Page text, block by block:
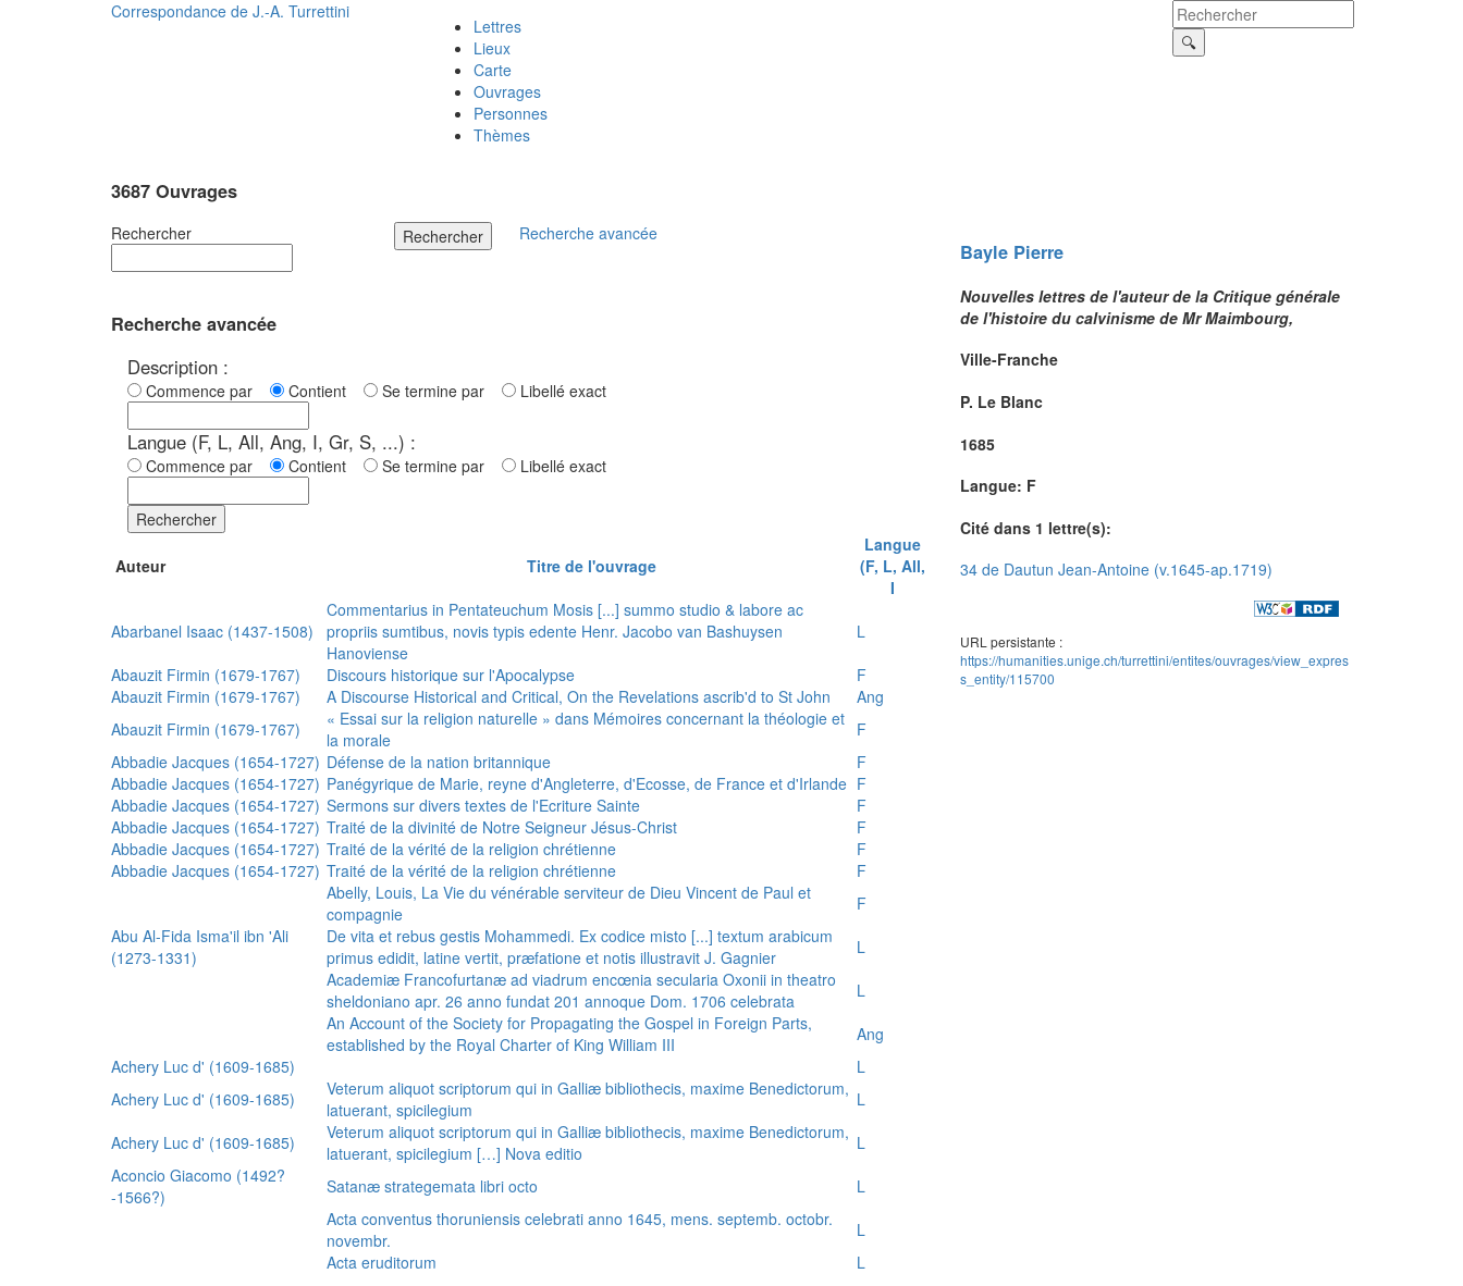
Correspondance de J.-A. Turrettini
Lettres
Lieux
Carte
Ouvrages
Personnes
Thèmes
3687 Ouvrages
Rechercher Rechercher Recherche avancée
Recherche avancée
Description :
Commence par Contient Se termine par Libellé exact
Langue (F, L, All, Ang, I, Gr, S, ...) :
Commence par Contient Se termine par Libellé exact
Rechercher
Auteur Titre de l'ouvrage
Langue
(F, L, All,
I
Abarbanel Isaac (1437-1508)
Commentarius in Pentateuchum Mosis [...] summo studio & labore ac
propriis sumtibus, novis typis edente Henr. Jacobo van Bashuysen
Hanoviense
L
Abauzit Firmin (1679-1767)
Discours historique sur l'Apocalypse
F
Abauzit Firmin (1679-1767)
A Discourse Historical and Critical, On the Revelations ascrib'd to St John
Ang
Abauzit Firmin (1679-1767)
« Essai sur la religion naturelle » dans Mémoires concernant la théologie et
la morale
F
Abbadie Jacques (1654-1727) Défense de la nation britannique
F
Abbadie Jacques (1654-1727) Panégyrique de Marie, reyne d'Angleterre, d'Ecosse, de France et d'Irlande F
Abbadie Jacques (1654-1727) Sermons sur divers textes de l'Ecriture Sainte
F
Abbadie Jacques (1654-1727) Traité de la divinité de Notre Seigneur Jésus-Christ
F
Abbadie Jacques (1654-1727) Traité de la vérité de la religion chrétienne
F
Abbadie Jacques (1654-1727) Traité de la vérité de la religion chrétienne
F
Abelly, Louis, La Vie du vénérable serviteur de Dieu Vincent de Paul et
compagnie
F
Abu Al-Fida Isma'il ibn 'Ali
(1273-1331)
De vita et rebus gestis Mohammedi. Ex codice misto [...] textum arabicum
primus edidit, latine vertit, præfatione et notis illustravit J. Gagnier
L
Academiæ Francofurtanæ ad viadrum encœnia secularia Oxonii in theatro
sheldoniano apr. 26 anno fundat 201 annoque Dom. 1706 celebrata
L
An Account of the Society for Propagating the Gospel in Foreign Parts,
established by the Royal Charter of King William III
Ang
Achery Luc d' (1609-1685)
L
Achery Luc d' (1609-1685)
Veterum aliquot scriptorum qui in Galliæ bibliothecis, maxime Benedictorum,
latuerant, spicilegium
L
Achery Luc d' (1609-1685)
Veterum aliquot scriptorum qui in Galliæ bibliothecis, maxime Benedictorum,
latuerant, spicilegium […] Nova editio
L
Aconcio Giacomo (1492?
-1566?)
Satanæ strategemata libri octo
L
Acta conventus thoruniensis celebrati anno 1645, mens. septemb. octobr.
novembr.
L
Acta eruditorum
L
Bayle Pierre
Nouvelles lettres de l'auteur de la Critique générale
de l'histoire du calvinisme de Mr Maimbourg,
Ville-Franche
P. Le Blanc
1685
Langue: F
Cité dans 1 lettre(s):
34 de Dautun Jean-Antoine (v.1645-ap.1719)
URL persistante :
https://humanities.unige.ch/turrettini/entites/ouvrages/view_expres
s_entity/115700